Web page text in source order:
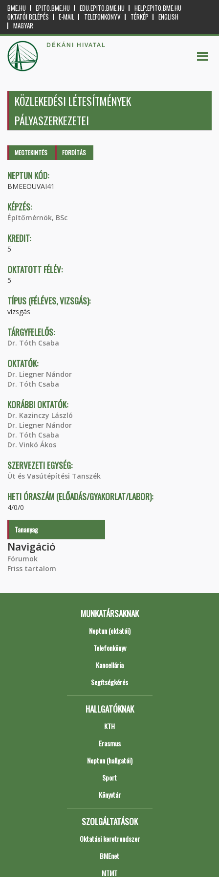
BME.HU EPITO.BME.HU EDU.EPITO.BME.HU
HELP.EPITO.BME.HU
OKTATÓI BELÉPÉS
E-MAIL TELEFONKÖNYV TÉRKÉP
ENGLISH
MAGYAR
DÉKÁNI HIVATAL
KÖZLEKEDÉSI LÉTESÍTMÉNYEK
PÁLYASZERKEZETEI
Elsődleges fülek
MEGTEKINTÉS (AKTÍVFORDÍTÁS
NEPTUN KÓD:
BMEEOUVAI41
KÉPZÉS:
Építőmérnök, BSc
KREDIT:
5
OKTATOTT FÉLÉV:
5
TÍPUS (FÉLÉVES, VIZSGÁS):
vizsgás
TÁRGYFELELŐS:
Dr. Tóth Csaba
OKTATÓK:
Dr. Liegner Nándor
Dr. Tóth Csaba
KORÁBBI OKTATÓK:
Dr. Kazinczy László
Dr. Liegner Nándor
Dr. Tóth Csaba
Dr. Vinkó Ákos
SZERVEZETI EGYSÉG:
Út és Vasútépítési Tanszék
HETI ÓRASZÁM (ELŐADÁS/GYAKORLAT/LABOR):
4/0/0
Tananyag
Navigáció
Fórumok
Friss tartalom
MUNKATÁRSAKNAK
Neptun (oktatói)
Telefonkönyv
Kancellária
Segítségkérés
HALLGATÓKNAK
KTH
Erasmus
Neptun (hallgatói)
Sport
Könyvtár
SZOLGÁLTATÁSOK
Oktatási keretrendszer
BMEnet
MTMT